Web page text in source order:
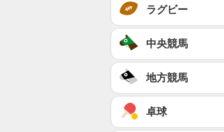
ラグビー
中央競馬
地方競馬
卓球